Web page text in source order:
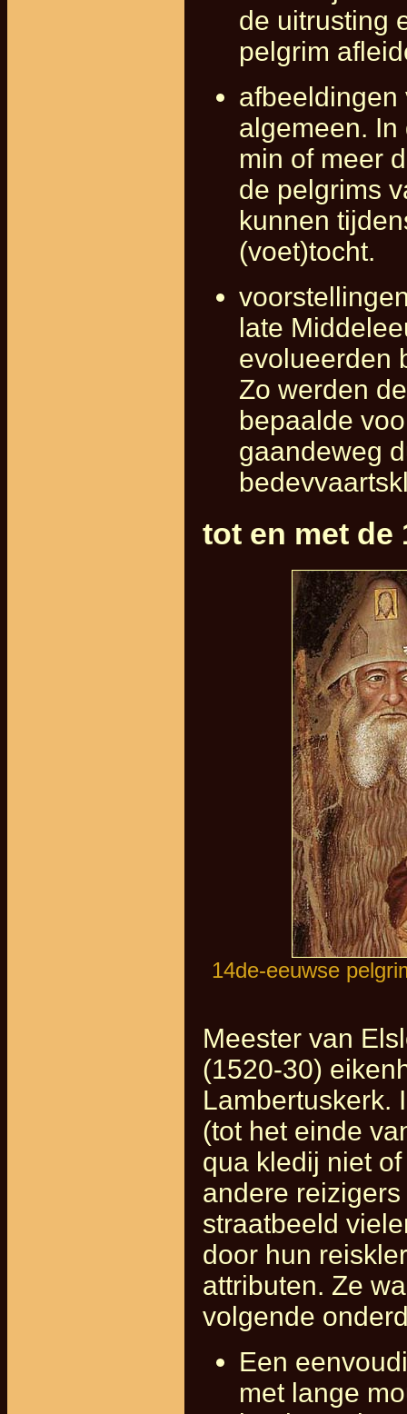
de uitrusting
pelgrim
afbeeldingen
algemeen.
min of meer
de pelgrims
kunnen
(voet)tocht.
late
evolueerden
Zo werden
bepaalde
gaandeweg
tot en met de
14de-eeuwse
Meester van
(1520-30)
Lambertuskerk.
(tot het einde
qua kledij niet
andere
straatbeeld
door hun
attributen. Ze
volgende
Een
met lange